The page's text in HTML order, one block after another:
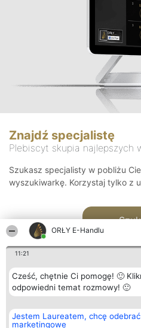
ORŁY E-Handlu
11:21
Cześć, chętnie Ci pomogę! 🙂
odpowiedni temat rozmowy! 🙂
Jestem Laureatem, chcę odebrać
marketingowe
Znajdź specjalistę
Plebiscyt skupia najlepszych
Szukasz specjalisty w pobliżu
wyszukiwarkę. Korzystaj tylko z
Organizator plebiscytu
Bright Side Solutions sp. z o.
o. sp. k.
Laureaci